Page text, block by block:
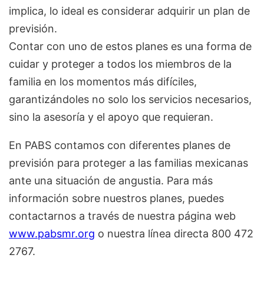
implica, lo ideal es considerar adquirir un plan de
previsión.
Contar con uno de estos planes es una forma de
cuidar y proteger a todos los miembros de la
familia en los momentos más difíciles,
garantizándoles no solo los servicios necesarios,
sino la asesoría y el apoyo que requieran.
En PABS contamos con diferentes planes de
previsión para proteger a las familias mexicanas
ante una situación de angustia. Para más
información sobre nuestros planes, puedes
contactarnos a través de nuestra página web
www.pabsmr.org o nuestra línea directa 800 472
2767.